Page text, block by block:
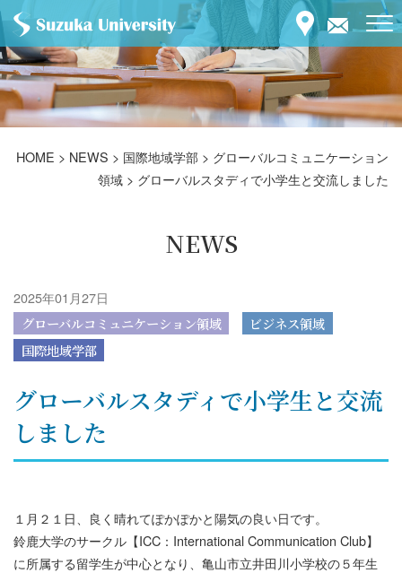
HOME > NEWS > 国際地域学部 > グローバルコミュニケーション
領域 > グローバルスタディで小学生と交流しました
NEWS
2025年01月27日
グローバルコミュニケーション領域
ビジネス領域
国際地域学部
グローバルスタディで小学生と交流
しました
１月２１日、良く晴れてぽかぽかと陽気の良い日です。
鈴鹿大学のサークル【ICC：International Communication Club】
に所属する留学生が中心となり、亀山市立井田川小学校の５年生